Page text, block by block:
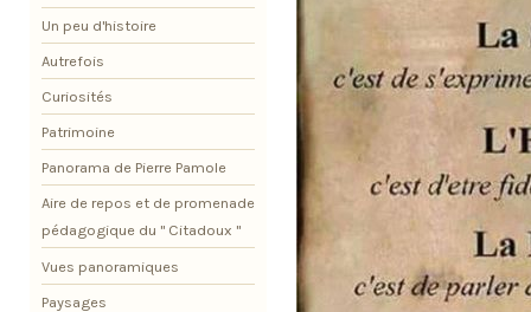
Un peu d'histoire
Autrefois
Curiosités
Patrimoine
Panorama de Pierre Pamole
Aire de repos et de promenade
pédagogique du " Citadoux "
Vues panoramiques
Paysages